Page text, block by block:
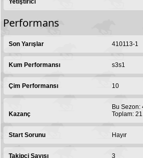
Yetiştirici
Performans
Son Yarışlar 410113-1
Kum Performansı s3s1
Çim Performansı 10
Kazanç
Bu Sezon:
Toplam:
Start Sorunu Hayır
Takipçi Sayısı 3